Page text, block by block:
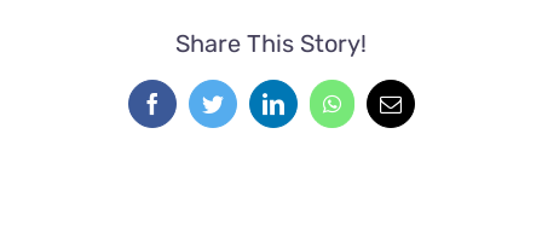
Share This Story!
FacebookTwitterLinkedInWhatsApp
Email